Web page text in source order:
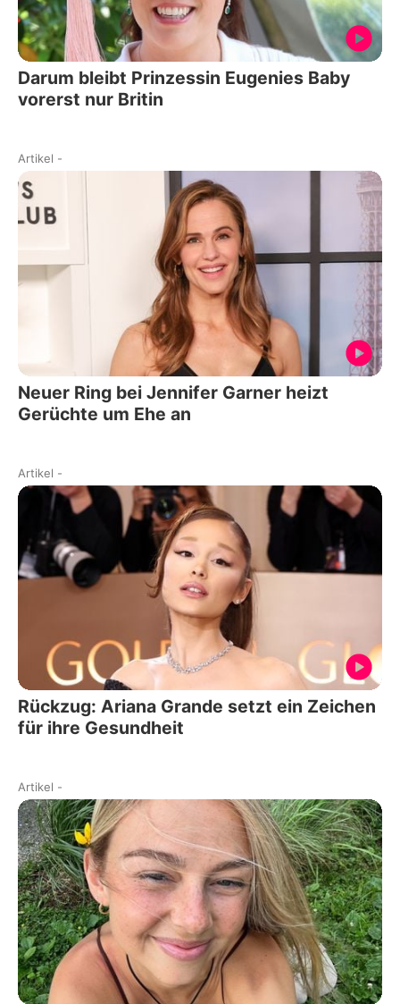
Darum bleibt Prinzessin Eugenies Baby
vorerst nur Britin
Artikel -
Neuer Ring bei Jennifer Garner heizt
Gerüchte um Ehe an
Artikel -
Rückzug: Ariana Grande setzt ein Zeichen
für ihre Gesundheit
Artikel -